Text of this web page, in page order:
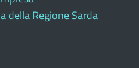
della Regione Sarda